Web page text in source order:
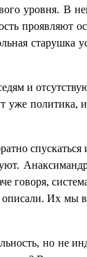
уровня. В
проявляют
старушка
и
политика,
говоря,
Их мы
но не